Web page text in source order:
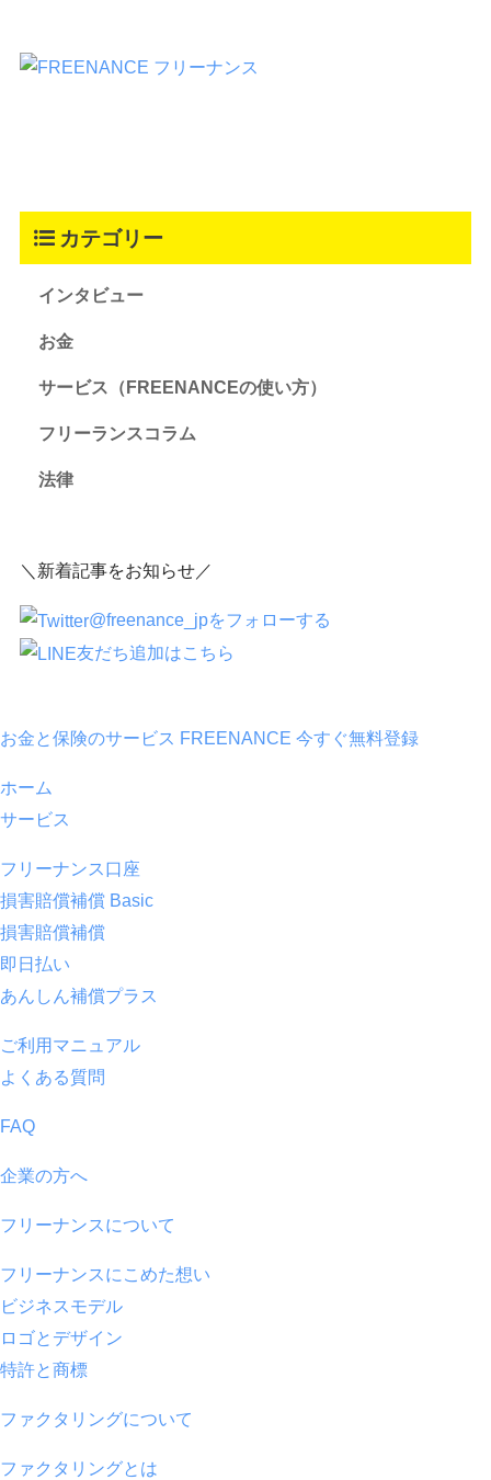
カテゴリー
インタビュー
お金
サービス（FREENANCEの使い方）
フリーランスコラム
法律
＼新着記事をお知らせ／
@freenance_jpをフォローする
友だち追加はこちら
お金と保険のサービス FREENANCE 今すぐ無料登録
ホーム
サービス
フリーナンス口座
損害賠償補償 Basic
損害賠償補償
即日払い
あんしん補償プラス
ご利用マニュアル
よくある質問
FAQ
企業の方へ
フリーナンスについて
フリーナンスにこめた想い
ビジネスモデル
ロゴとデザイン
特許と商標
ファクタリングについて
ファクタリングとは